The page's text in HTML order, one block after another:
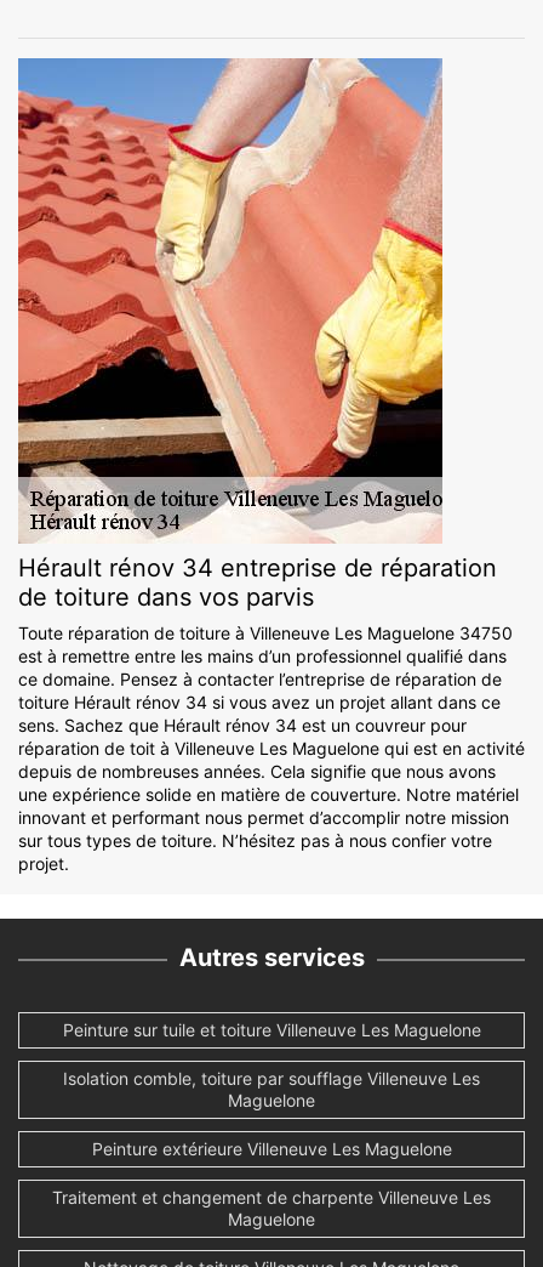
Hérault rénov 34 entreprise de réparation
de toiture dans vos parvis
Toute réparation de toiture à Villeneuve Les Maguelone 34750
est à remettre entre les mains d’un professionnel qualifié dans
ce domaine. Pensez à contacter l’entreprise de réparation de
toiture Hérault rénov 34 si vous avez un projet allant dans ce
sens. Sachez que Hérault rénov 34 est un couvreur pour
réparation de toit à Villeneuve Les Maguelone qui est en activité
depuis de nombreuses années. Cela signifie que nous avons
une expérience solide en matière de couverture. Notre matériel
innovant et performant nous permet d’accomplir notre mission
sur tous types de toiture. N’hésitez pas à nous confier votre
projet.
Autres services
Peinture sur tuile et toiture Villeneuve Les Maguelone
Isolation comble, toiture par soufflage Villeneuve Les
Maguelone
Peinture extérieure Villeneuve Les Maguelone
Traitement et changement de charpente Villeneuve Les
Maguelone